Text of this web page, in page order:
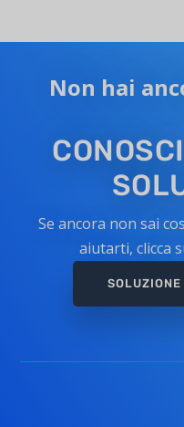
Non hai
Se ancora non sai
aiutarti, clicca